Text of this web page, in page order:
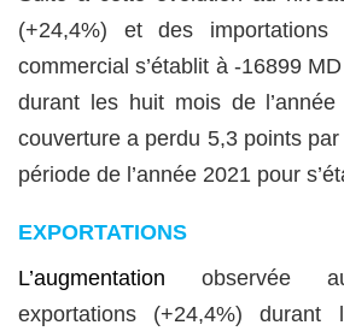
(+24,4%) et des
commercial s’établit à -16899
durant les huit mois de
couverture a perdu 5,3 points
période de l’année 2021 pour
EXPORTATIONS
L’augmentation observée
exportations (+24,4%)